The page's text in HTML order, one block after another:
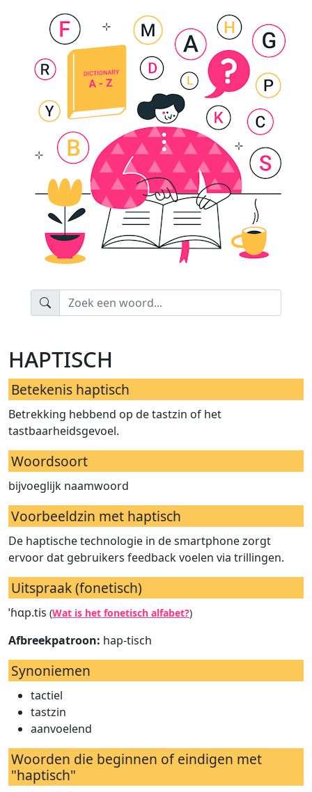
haptisch
Betekenis haptisch
Betrekking hebbend op de tastzin of het
tastbaarheidsgevoel.
Woordsoort
bijvoeglijk naamwoord
Voorbeeldzin met haptisch
De haptische technologie in de smartphone zorgt
ervoor dat gebruikers feedback voelen via trillingen.
Uitspraak (fonetisch)
ˈɦɑp.tis (Wat is het fonetisch alfabet?)
Afbreekpatroon: hap-tisch
Synoniemen
tactiel
tastzin
aanvoelend
Woorden die beginnen of eindigen met
"haptisch"